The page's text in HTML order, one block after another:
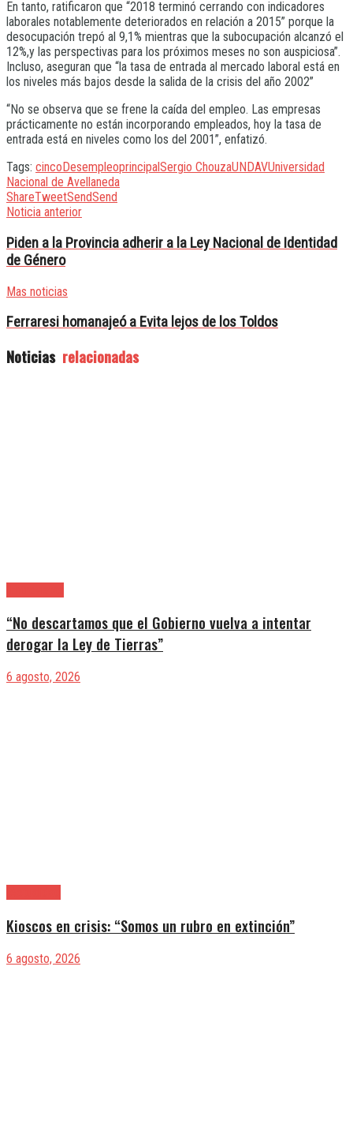
En tanto, ratificaron que “2018 terminó cerrando con indicadores
laborales notablemente deteriorados en relación a 2015” porque la
desocupación trepó al 9,1% mientras que la subocupación alcanzó el
12%,y las perspectivas para los próximos meses no son auspiciosa”.
Incluso, aseguran que “la tasa de entrada al mercado laboral está en
los niveles más bajos desde la salida de la crisis del año 2002”
“No se observa que se frene la caída del empleo. Las empresas
prácticamente no están incorporando empleados, hoy la tasa de
entrada está en niveles como los del 2001”, enfatizó.
Tags: cinco DesempleoprincipalSergio ChouzaUNDAVUniversidad
Nacional de Avellaneda
ShareTweetSendSend
Noticia anterior
Piden a la Provincia adherir a la Ley Nacional de Identidad
de Género
Mas noticias
Ferraresi homanajeó a Evita lejos de los Toldos
Noticias relacionadas
“No descartamos que el Gobierno vuelva a intentar
derogar la Ley de Tierras”
6 agosto, 2026
Kioscos en crisis: “Somos un rubro en extinción”
6 agosto, 2026